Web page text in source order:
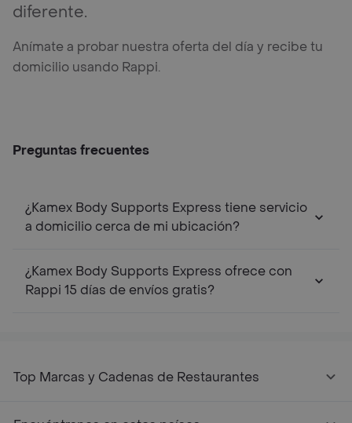
diferente.
Anímate a probar nuestra oferta del día y recibe tu
domicilio usando Rappi.
Preguntas frecuentes
¿Kamex Body Supports Express tiene servicio
a domicilio cerca de mi ubicación?
¿Kamex Body Supports Express ofrece con
Rappi 15 días de envíos gratis?
Top Marcas y Cadenas de Restaurantes